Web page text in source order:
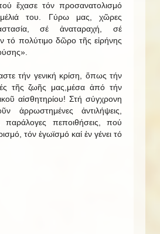
ἔχασε τόν προσανατολισμό
του. Γύρω μας, χῶρες
σέ ἀναταραχή, σέ
τό πολύτιμο δῶρο τῆς εἰρήνης
τήν γενική κρίση, ὅπως τήν
τῆς ζωῆς μας,μέσα ἀπό τήν
αἰσθητηρίου! Στή σύγχρονη
ἀρρωστημένες ἀντιλήψεις,
παράλογες πεποιθήσεις, πού
τόν ἐγωϊσμό καί ἐν γένει τό